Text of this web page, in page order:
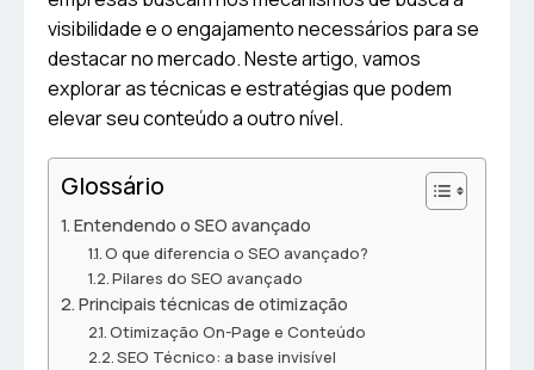
visibilidade e o engajamento necessários para se
destacar no mercado. Neste artigo, vamos
explorar as técnicas e estratégias que podem
elevar seu conteúdo a outro nível.
Glossário
Entendendo o SEO avançado
O que diferencia o SEO avançado?
Pilares do SEO avançado
Principais técnicas de otimização
Otimização On-Page e Conteúdo
SEO Técnico: a base invisível